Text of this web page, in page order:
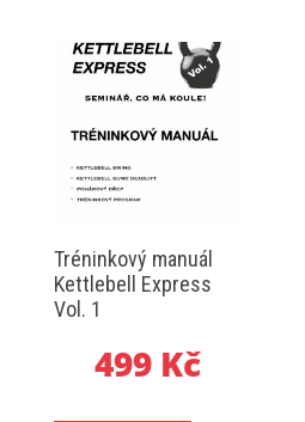
Tréninkový manuál
Kettlebell Express
Vol. 1
499 Kč